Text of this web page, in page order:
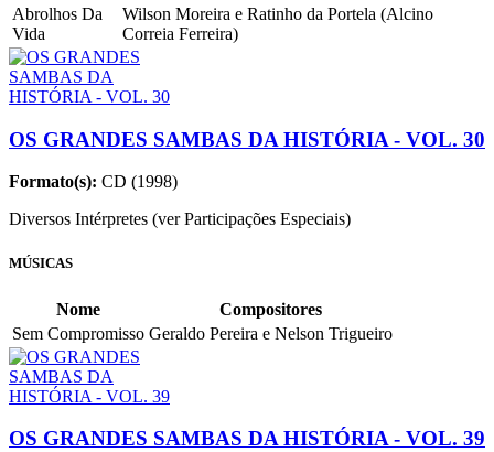
Abrolhos Da
Vida
Wilson Moreira e Ratinho da Portela (Alcino
Correia Ferreira)
OS GRANDES SAMBAS DA HISTÓRIA - VOL. 30
Formato(s): CD (1998)
Diversos Intérpretes (ver Participações Especiais)
MÚSICAS
Nome
Compositores
Sem Compromisso Geraldo Pereira e Nelson Trigueiro
OS GRANDES SAMBAS DA HISTÓRIA - VOL. 39